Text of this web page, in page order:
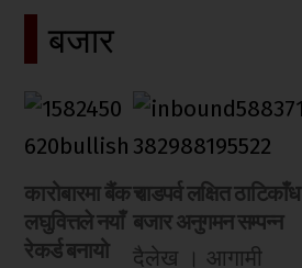
बजार
कारोबारमा बैंक र
लघुवित्तले नयाँ
रेकर्ड बनायो
चाडपर्व लक्षित ठाटिकाँध
बजार अनुगमन सम्पन्न
दैलेख । आगामी